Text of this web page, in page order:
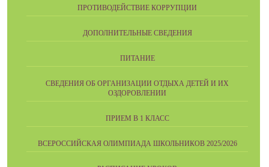
ПРОТИВОДЕЙСТВИЕ КОРРУПЦИИ
ДОПОЛНИТЕЛЬНЫЕ СВЕДЕНИЯ
ПИТАНИЕ
СВЕДЕНИЯ ОБ ОРГАНИЗАЦИИ ОТДЫХА ДЕТЕЙ И ИХ
ОЗДОРОВЛЕНИИ
ПРИЕМ В 1 КЛАСС
ВСЕРОССИЙСКАЯ ОЛИМПИАДА ШКОЛЬНИКОВ 2025/2026